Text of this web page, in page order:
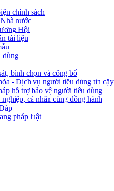
chính sách
nước
Hội
tài liệu
dùng
bình chọn và công bố
- Dịch vụ người tiêu dùng tin cậy
hỗ trợ bảo vệ người tiêu dùng
nghiệp, cá nhân cùng đồng hành
pháp luật